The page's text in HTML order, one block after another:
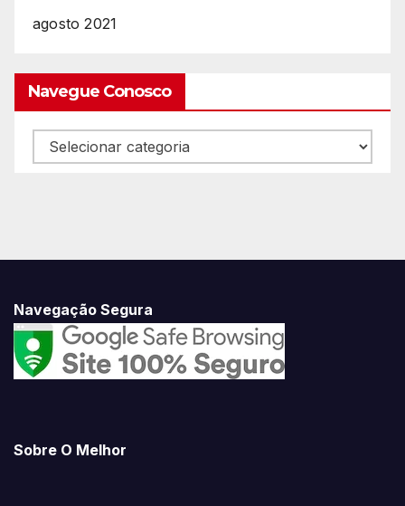
agosto 2021
Navegue Conosco
Navegue
Conosco
Navegação Segura
Sobre O Melhor